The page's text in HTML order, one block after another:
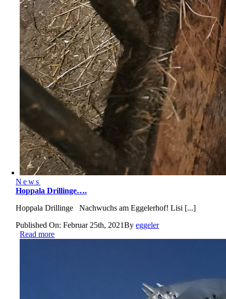
News
Hoppala Drillinge….
Hoppala Drillinge Nachwuchs am Eggelerhof! Lisi [...]
Published On: Februar 25th, 2021Byeggeler
Read more